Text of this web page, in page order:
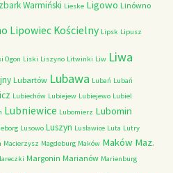
Warmiński Lieske Ligowo Linówno
Lipowiec Kościelny Lipsk Lipusz
Ogon Liski Liszyno Litwinki Liw Liwa
Lubartów Lubawa Lubań Lubań
Lubiechów Lubiejew Lubiejewo Lubiel
Lubniewice Lubomierz Lubomin
Lusowo Luszyn Lusławice Luta Lutry
Macierzysz Magdeburg Maków Maków Maz.
Margonin Marianów Marienburg